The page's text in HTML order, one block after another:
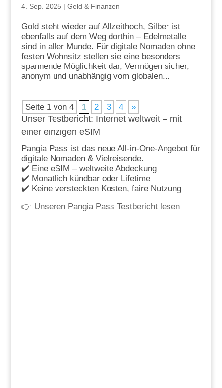
4. Sep. 2025 | Geld & Finanzen
Gold steht wieder auf Allzeithoch, Silber ist
ebenfalls auf dem Weg dorthin – Edelmetalle
sind in aller Munde. Für digitale Nomaden ohne
festen Wohnsitz stellen sie eine besonders
spannende Möglichkeit dar, Vermögen sicher,
anonym und unabhängig vom globalen...
Seite 1 von 4 1 2 3 4 »
Unser Testbericht: Internet weltweit – mit
einer einzigen eSIM
Pangia Pass ist das neue All-in-One-Angebot für
digitale Nomaden & Vielreisende.
✔️ Eine eSIM – weltweite Abdeckung
✔️ Monatlich kündbar oder Lifetime
✔️ Keine versteckten Kosten, faire Nutzung
👉 Unseren Pangia Pass Testbericht lesen